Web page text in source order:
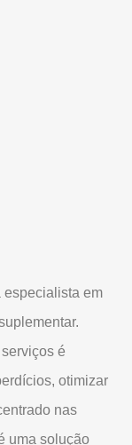
especialista em
é
otimizar
nas
uma solução